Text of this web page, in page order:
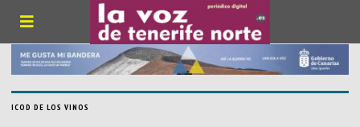
ICOD DE LOS VINOS